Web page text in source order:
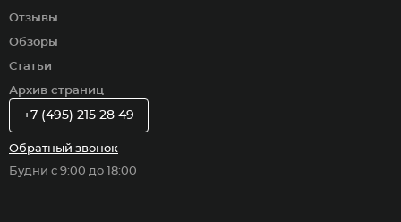
Отзывы
Обзоры
Статьи
Архив страниц
+7 (495) 215 28 49
Обратный звонок
Будни с 9:00 до 18:00